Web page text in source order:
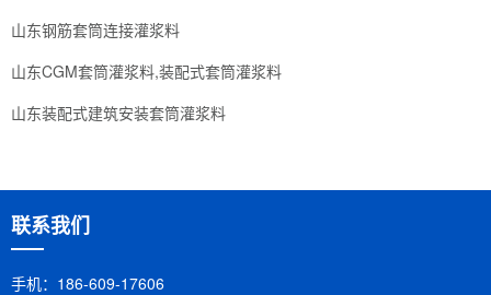
山东钢筋套筒连接灌浆料
山东CGM套筒灌浆料,装配式套筒灌浆料
山东装配式建筑安装套筒灌浆料
联系我们
手机：186-609-17606